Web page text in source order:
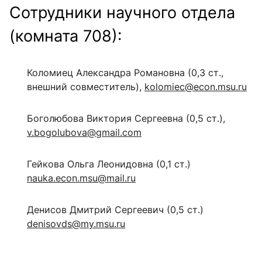
Сотрудники научного отдела
(комната 708):
Коломиец Александра Романовна (0,3 ст.,
внешний совместитель), kolomiec@econ.msu.ru
Боголюбова Виктория Сергеевна (0,5 ст.),
v.bogolubova@gmail.com
Гейкова Ольга Леонидовна (0,1 ст.)
nauka.econ.msu@mail.ru
Денисов Дмитрий Сергеевич (0,5 ст.)
denisovds@my.msu.ru